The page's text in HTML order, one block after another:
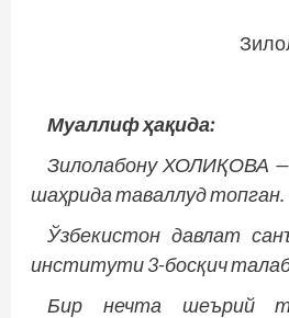
Муаллиф ҳақида:
Зилолабону ХОЛИҚОВА —
шаҳрида таваллуд топган.
Ўзбекистон давлат
институти 3-босқич
Бир нечта шеърий